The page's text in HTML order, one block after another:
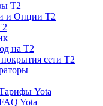
T2
и Опции T2
на T2
сети T2
Yota
Yota